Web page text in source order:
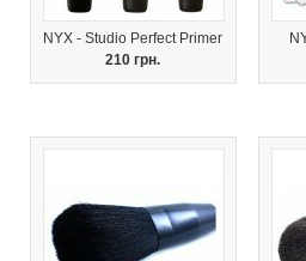
NYX - Studio Perfect Primer
210 грн.